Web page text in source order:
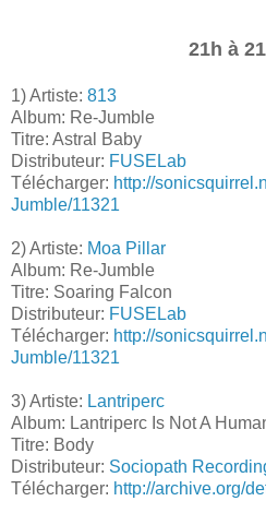
21h à
1) Artiste: 813
Album: Re-Jumble
Titre: Astral Baby
Distributeur: FUSELab
Télécharger: http://
Jumble/11321
2) Artiste: Moa Pillar
Album: Re-Jumble
Titre: Soaring Falcon
Distributeur: FUSELab
Télécharger: http://
Jumble/11321
3) Artiste: Lantriperc
Album: Lantriperc Is Not A
Titre: Body
Distributeur: Sociopath
Télécharger: http://archive.org/